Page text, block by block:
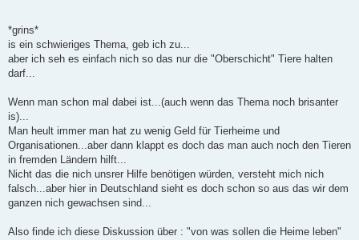
*grins*
is ein schwieriges Thema, geb ich zu...
aber ich seh es einfach nich so das nur die "Oberschicht" Tiere halten
darf...
Wenn man schon mal dabei ist...(auch wenn das Thema noch brisanter
is)...
Man heult immer man hat zu wenig Geld für Tierheime und
Organisationen...aber dann klappt es doch das man auch noch den Tieren
in fremden Ländern hilft...
Nicht das die nich unsrer Hilfe benötigen würden, versteht mich nich
falsch...aber hier in Deutschland sieht es doch schon so aus das wir dem
ganzen nich gewachsen sind...
Also finde ich diese Diskussion über : "von was sollen die Heime leben"